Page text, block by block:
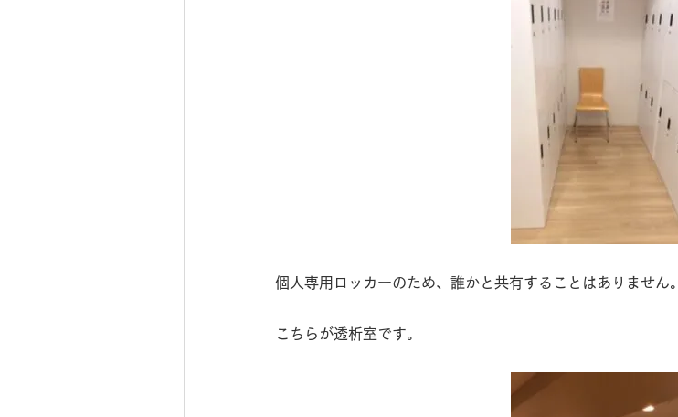
個人専用ロッカーのため、誰かと共有することはありません。
こちらが透析室です。